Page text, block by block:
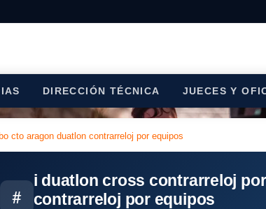
DIRECCIÓN TÉCNICA JUECES Y
cto aragon duatlon contrarreloj por equipos
#
i duatlon cross contrarreloj
contrarreloj por equipos